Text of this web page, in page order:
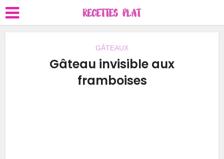
GÂTEAUX
Gâteau invisible aux
framboises